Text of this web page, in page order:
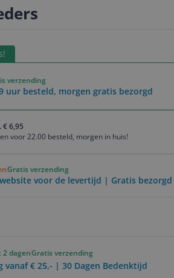
verzending
uur besteld, morgen gratis bezorgd
€ 6,95
voor 22.00 besteld, morgen in huis!
Gratis verzending
voor de levertijd | Gratis bezorgd
2 dagenGratis verzending
vanaf € 25,- | 30 Dagen Bedenktijd